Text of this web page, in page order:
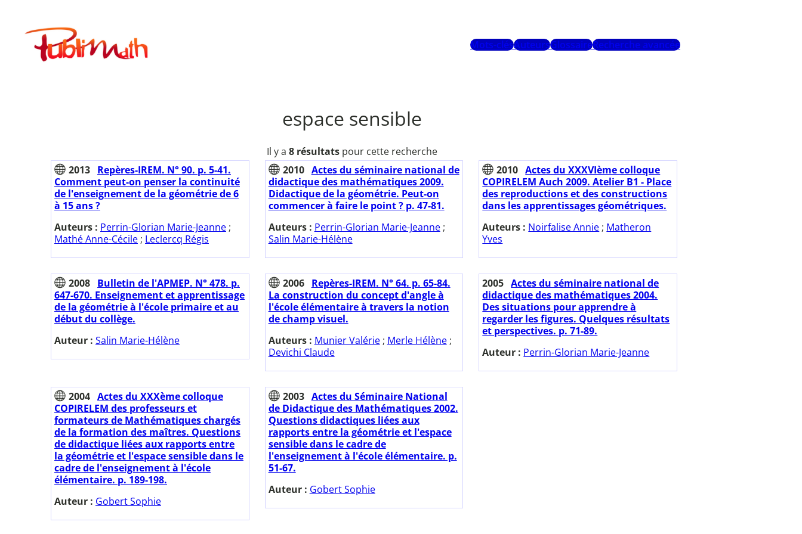
contenuPublimath
Mots-clésAuteursGlossaireRecherche avancée
espace sensible
Il y a 8 résultats pour cette recherche
2013 Repères-IREM. N° 90. p. 5-41.
Comment peut-on penser la continuité
de l'enseignement de la géométrie de 6
à 15 ans ?
Auteurs : Perrin-Glorian Marie-Jeanne ;
Mathé Anne-Cécile ; Leclercq Régis
2010 Actes du séminaire national de
didactique des mathématiques 2009.
Didactique de la géométrie. Peut-on
commencer à faire le point ? p. 47-81.
Auteurs : Perrin-Glorian Marie-Jeanne;
Salin Marie-Hélène
2010 Actes du XXXVIème colloque
COPIRELEM Auch 2009. Atelier B1 - Place
des reproductions et des constructions
dans les apprentissages géométriques.
Auteurs : Noirfalise Annie ; Matheron
Yves
2008 Bulletin de l'APMEP. N° 478. p.
647-670. Enseignement et apprentissage
de la géométrie à l'école primaire et au
début du collège.
Auteur : Salin Marie-Hélène
2006
Repères-IREM. N° 64. p. 65-84.
La construction du concept d'angle à
l'école élémentaire à travers la notion
de champ visuel.
Auteurs : Munier Valérie; Merle Hélène;
Devichi Claude
2005 Actes du séminaire national de
didactique des mathématiques 2004.
Des situations pour apprendre à
regarder les figures. Quelques résultats
et perspectives. p. 71-89.
Auteur : Perrin-Glorian Marie-Jeanne
2004 Actes du XXXème colloque
COPIRELEM des professeurs et
formateurs de Mathématiques chargés
de la formation des maîtres. Questions
de didactique liées aux rapports entre
la géométrie et l'espace sensible dans le
cadre de l'enseignement à l'école
élémentaire. p. 189-198.
Auteur : Gobert Sophie
2003 Actes du Séminaire National
de Didactique des Mathématiques 2002.
Questions didactiques liées aux
rapports entre la géométrie et l'espace
sensible dans le cadre de
l'enseignement à l'école élémentaire. p.
51-67.
Auteur : Gobert Sophie